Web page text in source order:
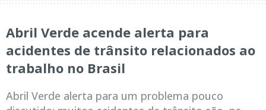
Abril Verde acende alerta para
acidentes de trânsito relacionados ao
trabalho no Brasil
Abril Verde alerta para um problema pouco